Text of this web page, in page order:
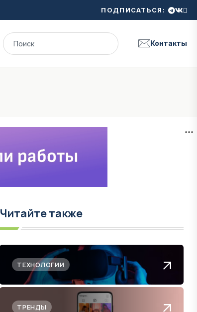
ПОДПИСАТЬСЯ:
Контакты
Читайте также
ТЕХНОЛОГИИ
ТРЕНДЫ